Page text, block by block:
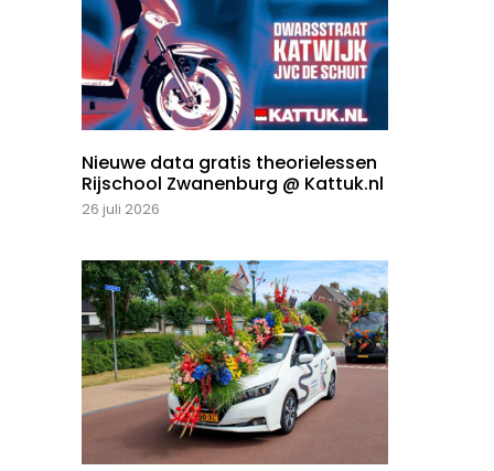
Nieuwe data gratis theorielessen
Rijschool Zwanenburg @ Kattuk.nl
26 juli 2026